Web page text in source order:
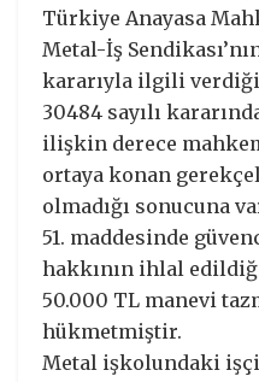
Türkiye Anayasa
Metal-İş
kararıyla ilgili
30484 sayılı
ilişkin derece
ortaya konan
olmadığı sonucuna
51. maddesinde
hakkının ihlal
50.000 TL manevi
hükmetmiştir.
Metal işkolundaki